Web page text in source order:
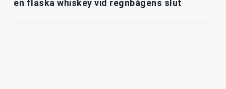
en flaska whiskey vid regnbågens slut